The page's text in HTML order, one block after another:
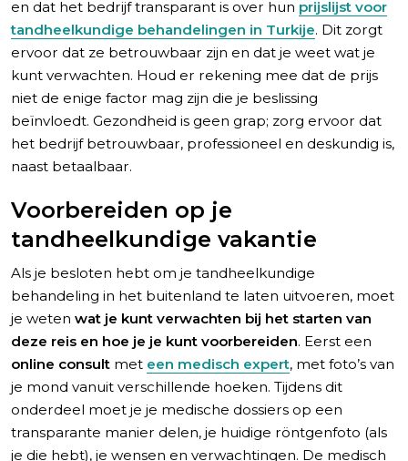
en dat het bedrijf transparant is over hun prijslijst voor
tandheelkundige behandelingen in Turkije. Dit zorgt
ervoor dat ze betrouwbaar zijn en dat je weet wat je
kunt verwachten. Houd er rekening mee dat de prijs
niet de enige factor mag zijn die je beslissing
beïnvloedt. Gezondheid is geen grap; zorg ervoor dat
het bedrijf betrouwbaar, professioneel en deskundig is,
naast betaalbaar.
Voorbereiden op je
tandheelkundige vakantie
Als je besloten hebt om je tandheelkundige
behandeling in het buitenland te laten uitvoeren, moet
je weten wat je kunt verwachten bij het starten van
deze reis en hoe je je kunt voorbereiden. Eerst een
online consult met een medisch expert, met foto’s van
je mond vanuit verschillende hoeken. Tijdens dit
onderdeel moet je je medische dossiers op een
transparante manier delen, je huidige röntgenfoto (als
je die hebt), je wensen en verwachtingen. De medisch